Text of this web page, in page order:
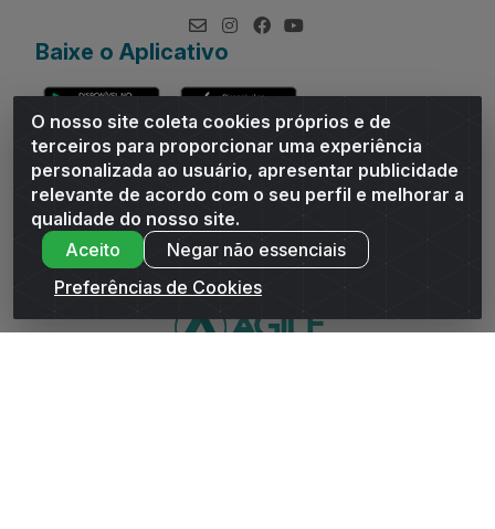
O nosso site coleta cookies próprios e de
terceiros para proporcionar uma experiência
personalizada ao usuário, apresentar publicidade
relevante de acordo com o seu perfil e melhorar a
qualidade do nosso site.
Aceito
Negar não essenciais
Preferências de Cookies
Baixe o Aplicativo
Andrade Distribuidor - ROD AL 110, n° 1401 - Sitio Moco,
Arapiraca/AL - CEP 57319-300 - CNPJ 10.667.481/0001-47